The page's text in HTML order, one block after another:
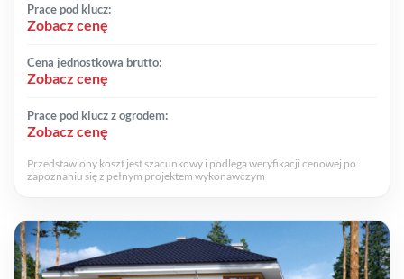
Prace pod klucz:
Zobacz cenę
Cena jednostkowa brutto:
Zobacz cenę
Prace pod klucz z ogrodem:
Zobacz cenę
Przedstawiony koszt jest szacunkowy i podlega weryfikacji cenowej po
zapoznaniu się z pełnym projektem wykonawczym